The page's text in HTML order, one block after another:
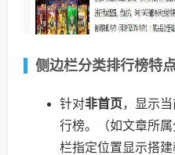
侧边栏分类排行榜特
针对非首页，显示
行榜。（如文章所
栏指定位置显示搭建